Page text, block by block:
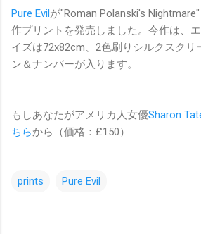
Pure Evilが"Roman Polanski's
作プリントを発売しました。今作は、
イズは72x82cm、2色刷りシルクスクリ
ン＆ナンバーが入ります。
もしあなたがアメリカ人女優Sharon
ちらから（価格：£150）
prints Pure Evil